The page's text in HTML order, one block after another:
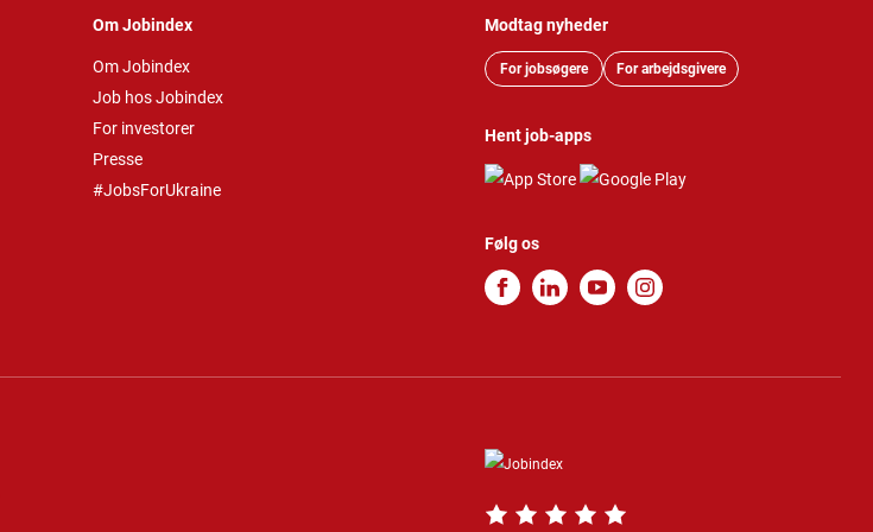
Om Jobindex
Om Jobindex
Job hos Jobindex
For investorer
Presse
#JobsForUkraine
Modtag nyheder
For jobsøgere For arbejdsgivere
Hent job-apps
Følg os